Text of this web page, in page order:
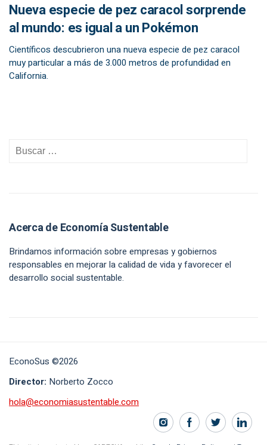
Nueva especie de pez caracol sorprende
al mundo: es igual a un Pokémon
Científicos descubrieron una nueva especie de pez caracol
muy particular a más de 3.000 metros de profundidad en
California.
Acerca de Economía Sustentable
Brindamos información sobre empresas y gobiernos
responsables en mejorar la calidad de vida y favorecer el
desarrollo social sustentable.
EconoSus ©2026
Director: Norberto Zocco
hola@economiasustentable.com